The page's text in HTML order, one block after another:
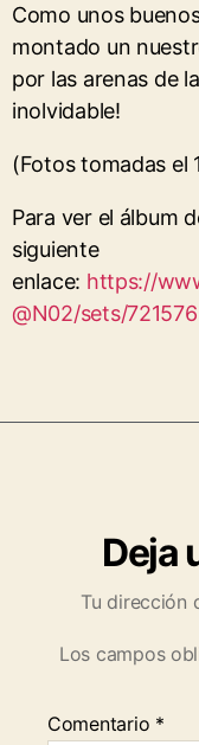
Como unos
montado un
por las arenas de
inolvidable!
(Fotos tomadas el
Para ver el álbum
siguiente
enlace: https://
@N02/sets/
Deja
Tu dirección
Los campos
Comentario *